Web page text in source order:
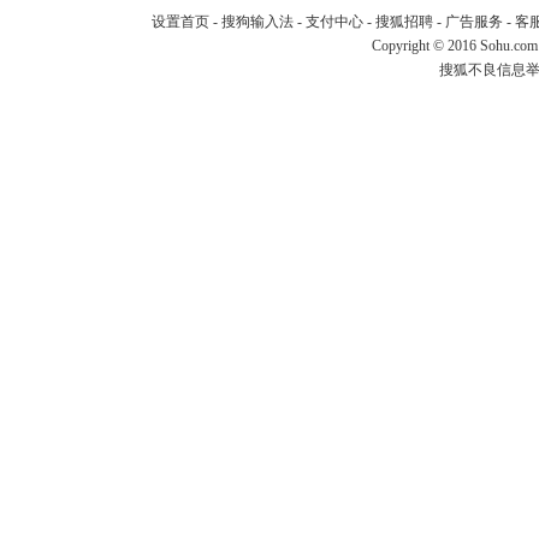
设置首页- 搜狗输入法- 支付中心- 搜狐招聘- 广告服务 - 客
Copyright © 2016
搜狐不良信息